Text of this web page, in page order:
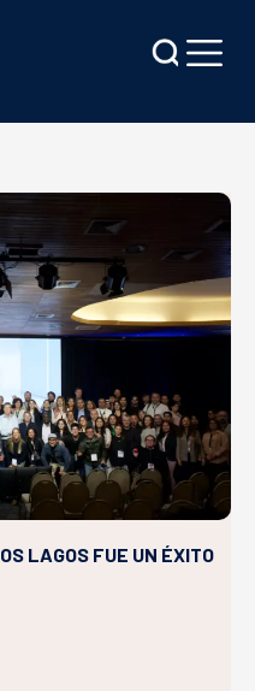
LAGOS FUE UN ÉXITO